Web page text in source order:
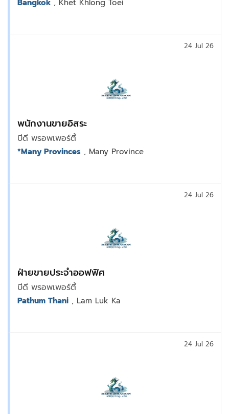
Bangkok , Khet Khlong Toei
พนักงานขายอิสระ
บีดี พรอพเพอร์ตี้
24 Jul 26
*Many Provinces , Many Province
ฝ่ายขายประจำออฟฟิศ
บีดี พรอพเพอร์ตี้
24 Jul 26
Pathum Thani , Lam Luk Ka
24 Jul 26